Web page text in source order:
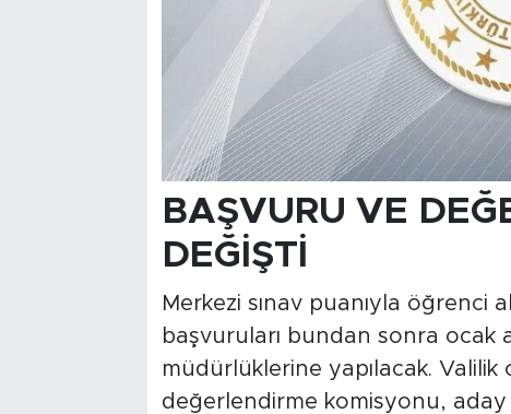
BAŞVURU VE
DEĞİŞTİ
Merkezi sınav puanıyla öğrenci
başvuruları bundan sonra ocak
müdürlüklerine yapılacak. Valilik
değerlendirme komisyonu, aday